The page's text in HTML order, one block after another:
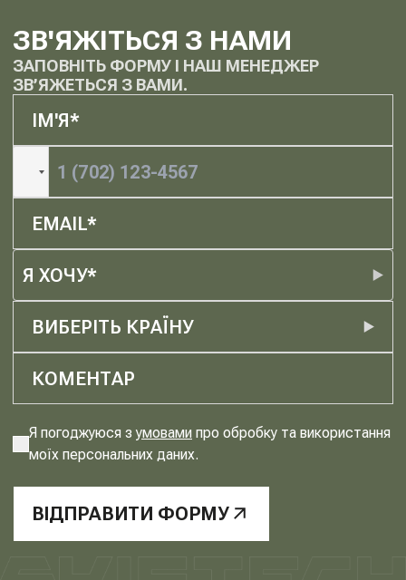
ЗВ'ЯЖІТЬСЯ З НАМИ
ЗАПОВНІТЬ ФОРМУ І НАШ МЕНЕДЖЕР
ЗВ’ЯЖЕТЬСЯ З ВАМИ.
Я ХОЧУ*
ВИБЕРІТЬ КРАЇНУ
Я погоджуюся з умовами про обробку та використання
моїх персональних даних.
ВІДПРАВИТИ ФОРМУ